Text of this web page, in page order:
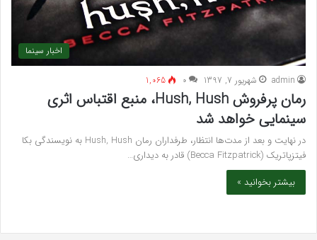
اخبار سینما
admin شهریور 7, 1397 ۰ 1,065
رمان پرفروش Hush, Hush، منبع اقتباس اثری
سینمایی خواهد شد
در نهایت و بعد از مدت‌ها انتظار، طرفداران رمان Hush, Hush به نویسندگی بکا
فیتزپاتریک (Becca Fitzpatrick) قادر به دیداری…
بیشتر بخوانید »